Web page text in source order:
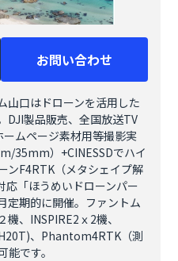
お問い合わせ
山口はドローンを活用した
DJI製品販売、全国放送TV
ムページ素材用等撮影実
35mm）+CINESSDでハイ
ンF4RTK（メタシェイプ解
「ほうめいドローンパー
定期的に開催。ファントム
、INSPIRE2ｘ2機、
、Phantom4RTK（測
です。